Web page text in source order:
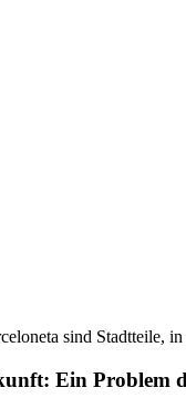
sind Stadtteile,
Ein Problem